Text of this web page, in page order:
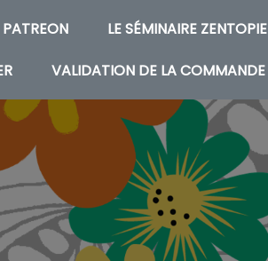
PATREON LE SÉMINAIRE ZENTOPIE
VALIDATION DE LA COMMANDE